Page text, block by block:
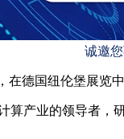
诚邀
德国纽伦堡展览中
算产业的领导者，